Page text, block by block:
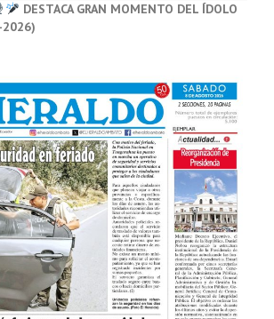
DESTACA GRAN MOMENTO DEL ÍDOLO
2026)